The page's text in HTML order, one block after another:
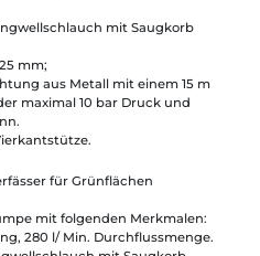
mit Saugkorb
mm;
aus Metall mit einem 15 m
maximal 10 bar Druck und
für Grünflächen
mit folgenden Merkmalen:
280 l/ Min. Durchflussmenge.